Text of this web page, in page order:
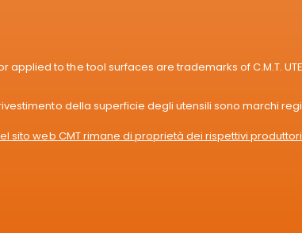
applied to the tool surfaces are trademarks of C.M.T.
della superficie degli utensili sono marchi
sito web CMT rimane di proprietà dei rispettivi